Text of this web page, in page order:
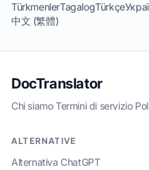
TürkmenlerTagalogTürkçe
中文 (繁體)
DocTranslator
Chi siamo·Termini di servizio·
ALTERNATIVE
Alternativa ChatGPT